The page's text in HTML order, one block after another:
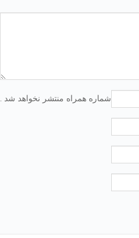
شماره همراه منتشر نخواهد شد .